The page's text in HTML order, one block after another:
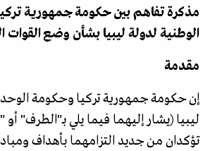
مذكرة تفاهم بين حكومة جمهورية
الوطنية لدولة ليبيا بشأن وضع القوات
مقدمة
إن حكومة جمهورية تركيا وحكومة
ليبيا (يشار إليهما فيما يلي بـ"الطرف"
تؤكدان من جديد التزامهما بأهداف